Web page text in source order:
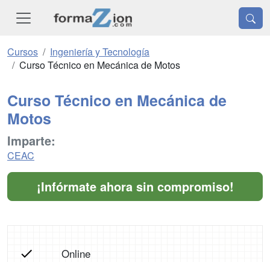
Cursos
Ingeniería y Tecnología
Curso Técnico en Mecánica de Motos
Curso Técnico en Mecánica de
Motos
Imparte:
CEAC
¡Infórmate ahora sin compromiso!
Online